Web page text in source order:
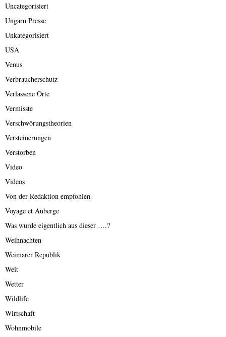
Uncategorisiert
Ungarn Presse
Unkategorisiert
USA
Venus
Verbraucherschutz
Verlassene Orte
Vermisste
Verschwörungstheorien
Versteinerungen
Verstorben
Video
Videos
Von der Redaktion empfohlen
Voyage et Auberge
Was wurde eigentlich aus dieser ….?
Weihnachten
Weimarer Republik
Welt
Wetter
Wildlife
Wirtschaft
Wohnmobile